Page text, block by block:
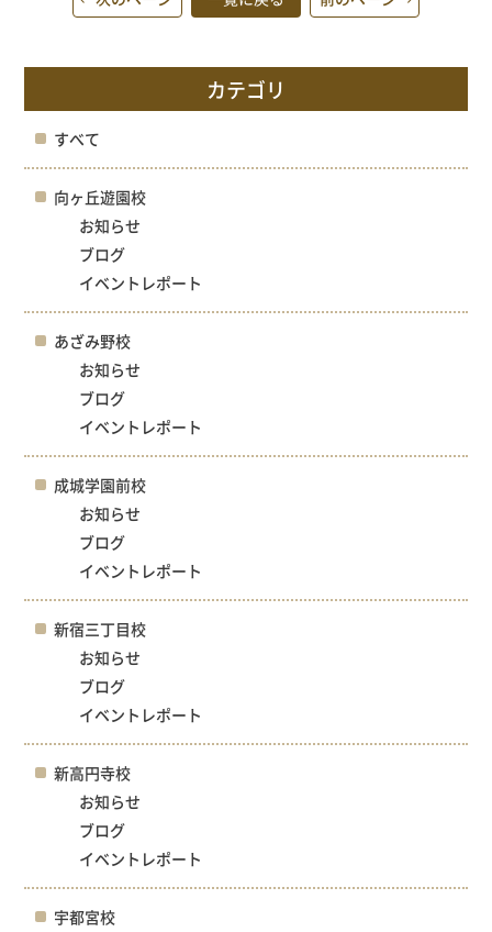
カテゴリ
すべて
向ヶ丘遊園校
お知らせ
ブログ
イベントレポート
あざみ野校
お知らせ
ブログ
イベントレポート
成城学園前校
お知らせ
ブログ
イベントレポート
新宿三丁目校
お知らせ
ブログ
イベントレポート
新高円寺校
お知らせ
ブログ
イベントレポート
宇都宮校